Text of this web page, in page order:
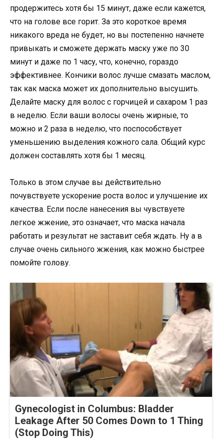
продержитесь хотя бы 15 минут, даже если кажется,
что на голове все горит. За это короткое время
никакого вреда не будет, но вы постепенно начнете
привыкать и сможете держать маску уже по 30
минут и даже по 1 часу, что, конечно, гораздо
эффективнее. Кончики волос лучше смазать маслом,
так как маска может их дополнительно высушить.
Делайте маску для волос с горчицей и сахаром 1 раз
в неделю. Если ваши волосы очень жирные, то
можно и 2 раза в неделю, что поспособствует
уменьшению выделения кожного сала. Общий курс
должен составлять хотя бы 1 месяц.
Только в этом случае вы действительно
почувствуете ускорение роста волос и улучшение их
качества. Если после нанесения вы чувствуете
легкое жжение, это означает, что маска начала
работать и результат не заставит себя ждать. Ну а в
случае очень сильного жжения, как можно быстрее
помойте голову.
Gynecologist in Columbus: Bladder
Leakage After 50 Comes Down to 1 Thing
(Stop Doing This)